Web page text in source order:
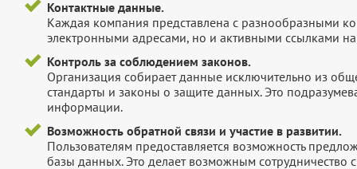
Контактные данные.
Каждая компания представлена с разнообразными
электронными адресами, но и активными ссылками
Контроль за соблюдением законов.
Организация собирает данные исключительно из
стандарты и законы о защите данных. Это
информации.
Возможность обратной связи и участие в развитии.
Пользователям предоставляется возможность
базы данных. Это делает возможным сотрудничество